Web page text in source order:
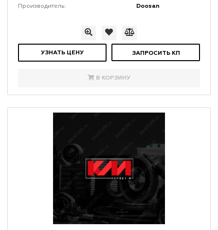
Производитель: Doosan
УЗНАТЬ ЦЕНУ ЗАПРОСИТЬ КП
В КОРЗИНУ